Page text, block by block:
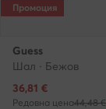
Промоция
Guess
Шал · Бежов
Актуална цена
36,81 €
Редовна цена44,48 €